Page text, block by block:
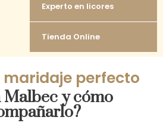
Experto en licores
Tienda Online
maridaje perfecto
Malbec y cómo